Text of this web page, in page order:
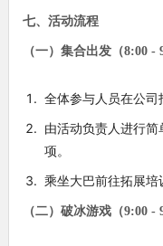
七、活动流程
（一）集合出发（8:00 -
全体参与人员在公司
由活动负责人进行
项。
乘坐大巴前往拓展培
（二）破冰游戏（9:00 -